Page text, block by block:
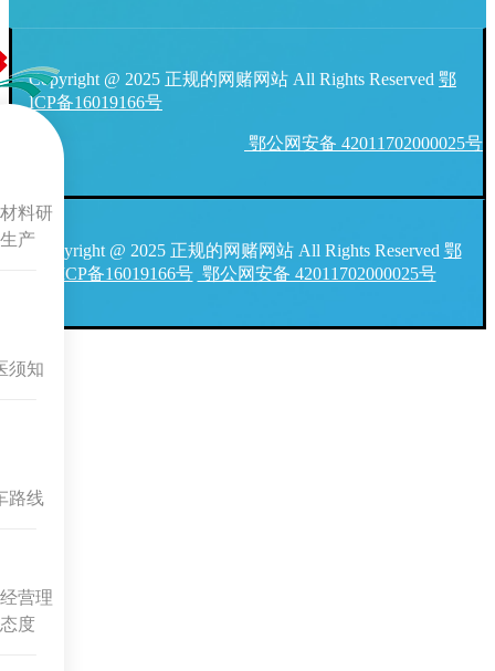
Copyright @ 2025 正规的网赌网站 All Rights Reserved 鄂
ICP备16019166号
鄂公网安备 42011702000025号
Copyright @ 2025 正规的网赌网站 All Rights Reserved 鄂
ICP备16019166号 鄂公网安备 42011702000025号
料研
产
须知
路线
营理
度